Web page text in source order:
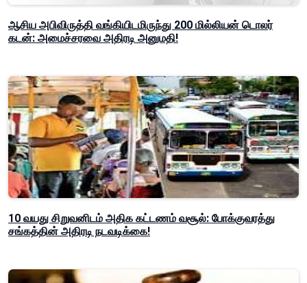
ஆசிய அபிவிருத்தி வங்கியிடமிருந்து 200 மில்லியன் டொலர்
கடன்: அமைச்சரவை அதிரடி அனுமதி!
10 வயது சிறுவனிடம் அதிக கட்டணம் வசூல்: போக்குவரத்து
சங்கத்தின் அதிரடி நடவடிக்கை!